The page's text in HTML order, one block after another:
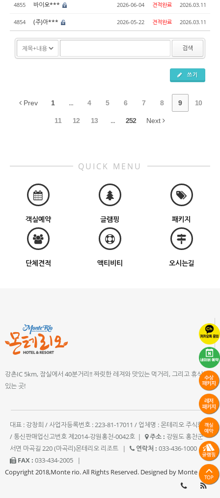
4855 바이오*** 2026-06-04 견적완료 2026.03.11
4854 (주)아*** 2026-05-22 견적완료 2026.03.11
검색
쓰기
Prev 1 ... 4 5 6 7 8 9 10
11 12 13 ... 252 Next
QUICK MENU
객실예약 글램핑 패키지
단체견적 액티비티 오시는길
강촌IC 5km, 잠실에서 40분거리!! 짜릿한 레져와 맛있는 먹거리, 그리고 휴식이
있는 곳!
대표 : 강창희 / 사업자등록번호 : 223-81-17011 / 업체명 : 몬테리오 주식회사
/ 통신판매업신고번호 제2014-강원홍천-0042호 | 주소 : 강원도 홍천군
서면 마곡길 220 (마곡리)몬테리오 리조트
| 연락처 : 033-436-1000
|
FAX : 033-434-2005
|
Copyright 2018,Monte rio. All Rights Reserved. Designed by Monte rio.